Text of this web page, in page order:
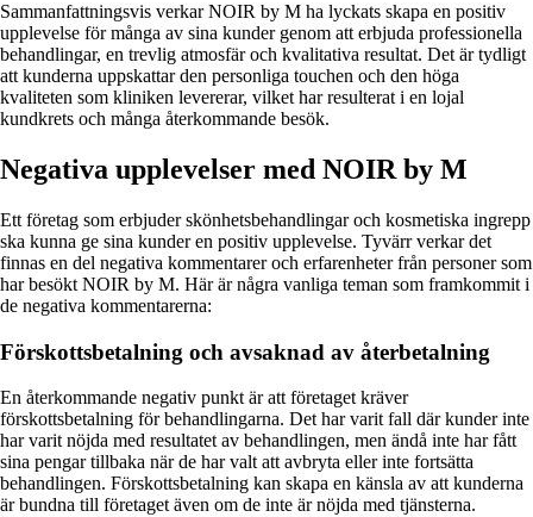
Sammanfattningsvis verkar NOIR by M ha lyckats skapa en positiv
upplevelse för många av sina kunder genom att erbjuda professionella
behandlingar, en trevlig atmosfär och kvalitativa resultat. Det är tydligt
att kunderna uppskattar den personliga touchen och den höga
kvaliteten som kliniken levererar, vilket har resulterat i en lojal
kundkrets och många återkommande besök.
Negativa upplevelser med NOIR by M
Ett företag som erbjuder skönhetsbehandlingar och kosmetiska ingrepp
ska kunna ge sina kunder en positiv upplevelse. Tyvärr verkar det
finnas en del negativa kommentarer och erfarenheter från personer som
har besökt NOIR by M. Här är några vanliga teman som framkommit i
de negativa kommentarerna:
Förskottsbetalning och avsaknad av återbetalning
En återkommande negativ punkt är att företaget kräver
förskottsbetalning för behandlingarna. Det har varit fall där kunder inte
har varit nöjda med resultatet av behandlingen, men ändå inte har fått
sina pengar tillbaka när de har valt att avbryta eller inte fortsätta
behandlingen. Förskottsbetalning kan skapa en känsla av att kunderna
är bundna till företaget även om de inte är nöjda med tjänsterna.